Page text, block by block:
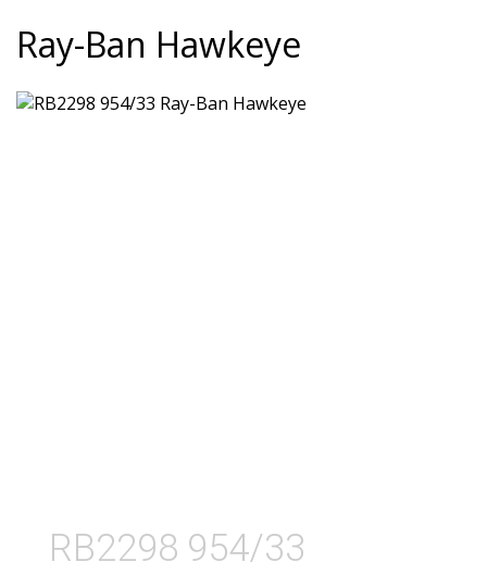
Ray-Ban Hawkeye
RB2298 954/33